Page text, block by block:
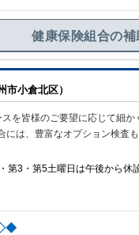
健康保険組合の
市小倉北区）
を皆様のご要望に応じて細
は、豊富なオプション検査も
第3・第5土曜日は午後から休診